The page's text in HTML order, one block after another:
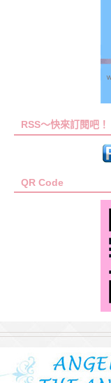
RSS～快來訂閱吧！
QR Code